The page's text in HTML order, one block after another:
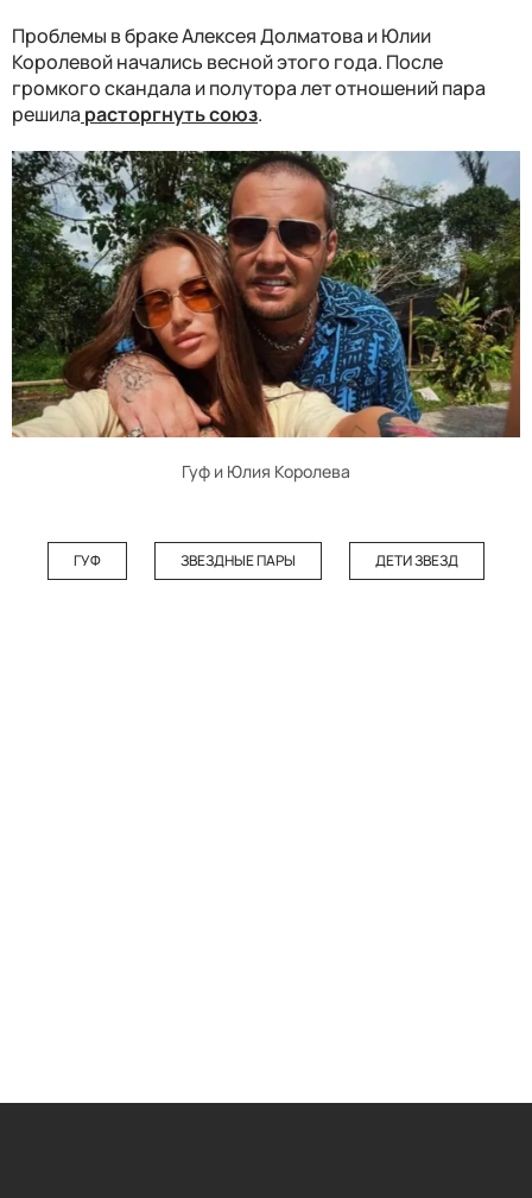
Проблемы в браке Алексея Долматова и Юлии
Королевой начались весной этого года. После
громкого скандала и полутора лет отношений пара
решила расторгнуть союз.
Гуф и Юлия Королева
ГУФ ЗВЕЗДНЫЕ ПАРЫ ДЕТИ ЗВЕЗД